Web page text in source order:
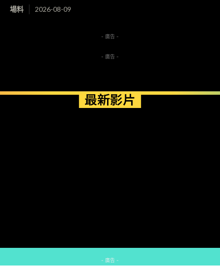
場料 2026-08-09
- 廣告 -
- 廣告 -
最新影片
- 廣告 -